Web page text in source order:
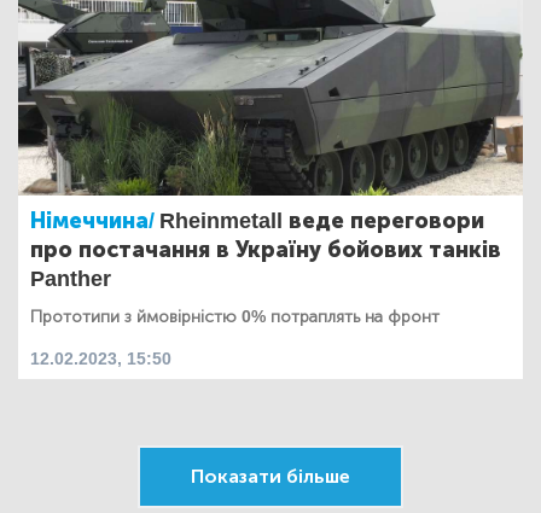
Німеччина/ Rheinmetall веде переговори
про постачання в Україну бойових танків
Panther
Прототипи з ймовірністю 0% потраплять на фронт
12.02.2023, 15:50
Показати більше